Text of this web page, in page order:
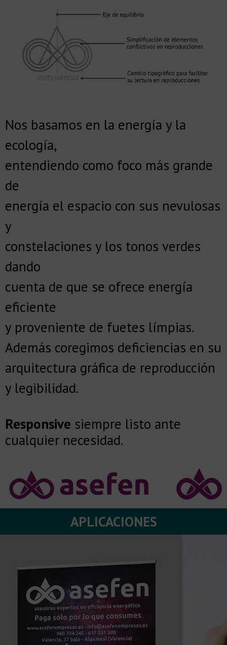
Nos basamos en la energía y la
ecología,
entendiendo como foco más grande
de
energía el espacio con sus nevulosas
y
constelaciones y los tonos verdes
dando
cuenta de que se ofrece energía
eficiente
y proveniente de fuetes límpias.
Además coregimos deficiencias en su
arquitectura gráfica de reproducción
y legibilidad.
Responsive siempre listo ante
cualquier necesidad.
APLICACIONES